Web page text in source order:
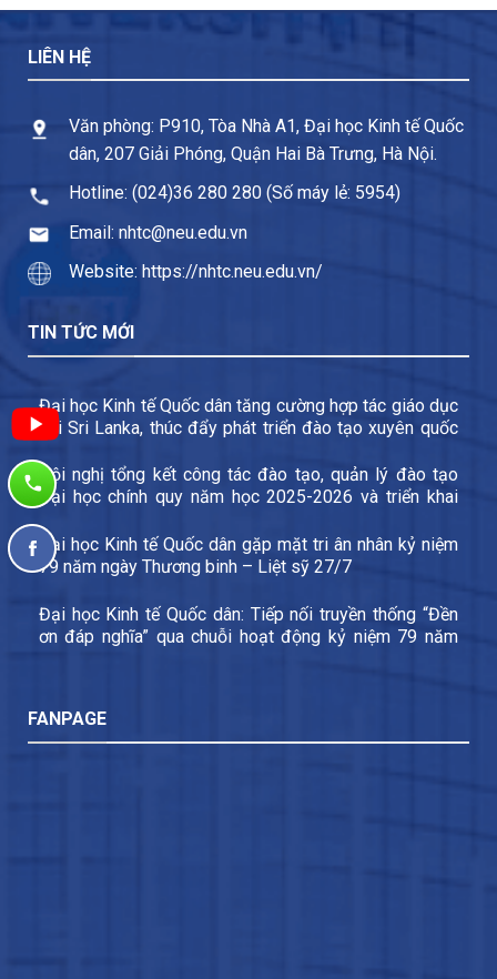
LIÊN HỆ
Văn phòng: P910, Tòa Nhà A1, Đại học Kinh tế Quốc
dân, 207 Giải Phóng, Quận Hai Bà Trưng, Hà Nội.
Hotline: (024)36 280 280 (Số máy lẻ: 5954)
Email: nhtc@neu.edu.vn
Website: https://nhtc.neu.edu.vn/
TIN TỨC MỚI
Đại học Kinh tế Quốc dân tăng cường hợp tác giáo dục
với Sri Lanka, thúc đẩy phát triển đào tạo xuyên quốc
Hội nghị tổng kết công tác đào tạo, quản lý đào tạo
Đại học chính quy năm học 2025-2026 và triển khai
các nhiệm vụ trọng tâm năm học 2026-2027
Đại học Kinh tế Quốc dân gặp mặt tri ân nhân kỷ niệm
79 năm ngày Thương binh – Liệt sỹ 27/7
Đại học Kinh tế Quốc dân: Tiếp nối truyền thống “Đền
ơn đáp nghĩa” qua chuỗi hoạt động kỷ niệm 79 năm
FANPAGE